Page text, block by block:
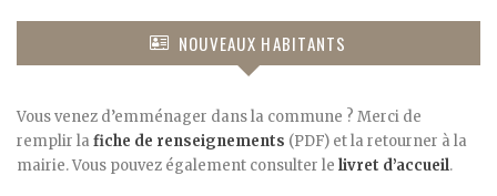
NOUVEAUX HABITANTS
Vous venez d’emménager dans la commune ? Merci de
remplir la fiche de renseignements (PDF) et la retourner à la
mairie. Vous pouvez également consulter le livret d’accueil.